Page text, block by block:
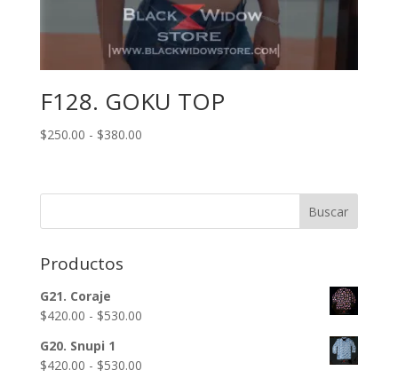
F128. GOKU TOP
$250.00 - $380.00Rango
desde
Buscar
Productos
G21. Coraje
$420.00 - $530.00Rango
desde
G20. Snupi 1
$420.00 - $530.00Rango